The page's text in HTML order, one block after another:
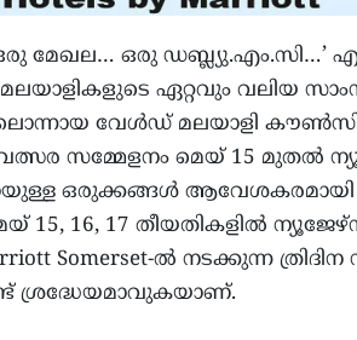
മേഖല… ഒരു ഡബ്ല്യു.എം.സി…’
ഏറ്റവും വലിയ
വേള്‍ഡ് മലയാളി
സമ്മേളനം മെയ് 15
ഒരുക്കങ്ങള്‍
15, 16, 17 തീയതികളില്‍
Somerset-ല്‍ നടക്കുന്ന